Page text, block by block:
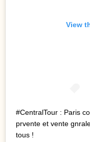
View
#CentralTour : Paris
prvente et vente
tous !